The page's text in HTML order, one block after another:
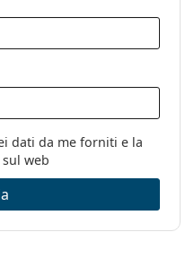
sole
XCCN 57
dati da me forniti e la
web